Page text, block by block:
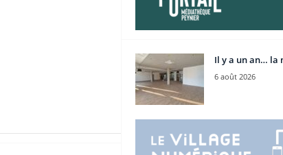
Il y a un an… la
6 août 2026